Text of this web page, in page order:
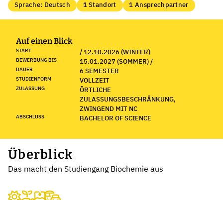
Sprache: Deutsch 1 Standort 1 Ansprechpartner
Auf einen Blick
START / 12.10.2026 (WINTER)
BEWERBUNG BIS 15.01.2027 (SOMMER) /
DAUER 6 SEMESTER
STUDIENFORM VOLLZEIT
ZULASSUNG
ÖRTLICHE
ZULASSUNGSBESCHRÄNKUNG,
ZWINGEND MIT NC
ABSCHLUSS BACHELOR OF SCIENCE
Überblick
Das macht den Studiengang Biochemie aus